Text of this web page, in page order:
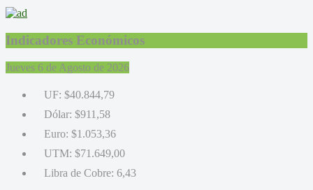
Indicadores Económicos
Jueves 6 de Agosto de 2026
UF: $40.844,79
Dólar: $911,58
Euro: $1.053,36
UTM: $71.649,00
Libra de Cobre: 6,43